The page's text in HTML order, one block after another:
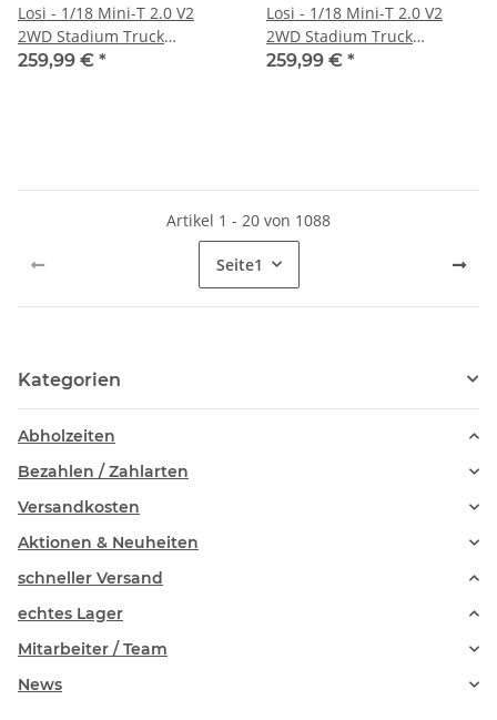
Losi - 1/18 Mini-T 2.0 V2
2WD Stadium Truck
Brushless RTR Blue (LOS-
259,99 € *
Losi - 1/18 Mini-T 2.0 V2
2WD Stadium Truck
Brushless RTR Red (LOS-
259,99 € *
Artikel 1 - 20 von 1088
Seite1
Kategorien
Abholzeiten
Bezahlen / Zahlarten
Versandkosten
Aktionen & Neuheiten
schneller Versand
echtes Lager
Mitarbeiter / Team
News